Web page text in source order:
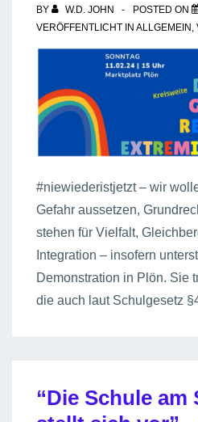
BY W.D. JOHN POSTED ON
VERÖFFENTLICHT IN ALLGEMEIN ,
#niewiederistjetzt – wir
Gefahr aussetzen,
stehen für Vielfalt,
Integration – insofern
Demonstration in Plön. Sie
die auch laut Schulgesetz
“Die Schule